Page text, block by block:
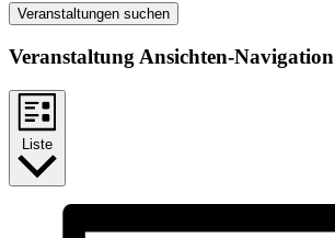
Veranstaltungen suchen
Veranstaltung Ansichten-Navigation
Liste